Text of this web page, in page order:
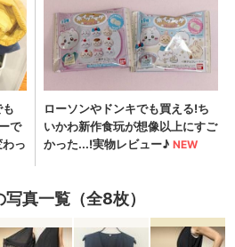
真一覧（全8枚）